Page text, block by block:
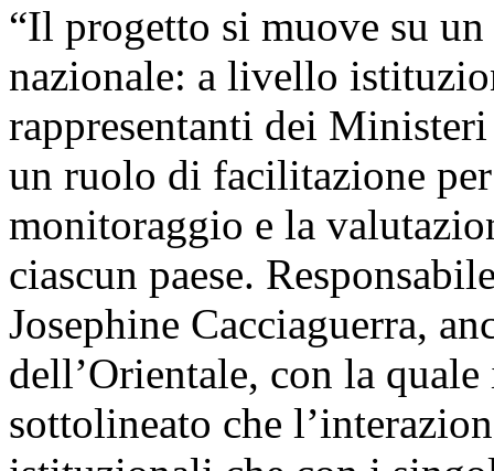
“Il progetto si muove su
nazionale: a livello
rappresentanti dei
un ruolo di facilitazione
monitoraggio e la
ciascun paese.
Josephine Cacciaguerra,
dell’Orientale, con la
sottolineato che